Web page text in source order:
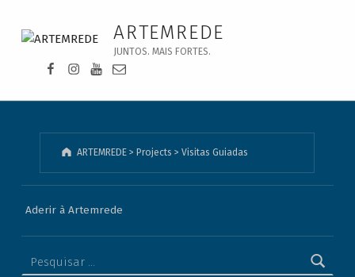
Visitas Guiadas - ARTEMREDE
ARTEMREDE
JUNTOS. MAIS FORTES.
Facebook da Artemrede
Instagram da Artemrede
Youtube da Artemrede
Email para artemrede@artemrede.pt
ARTEMREDE> Projects > Visitas Guiadas
Aderir à Artemrede